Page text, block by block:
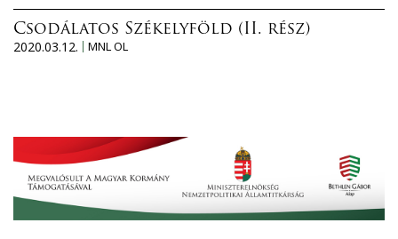
Csodálatos Székelyföld (II. rész)
2020.03.12.
MNL OL